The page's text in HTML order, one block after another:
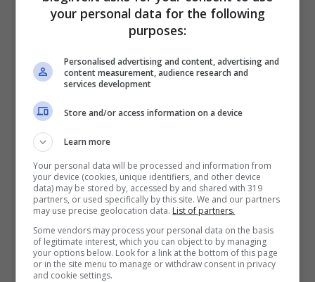
rosa che lascia intravedere ampiamente le
sguardo intenso
inoltre, l’attenzione dei fans. La conduttrice
inserisce in didascalia una frase molto
significativa:“Uno dei miei più grandi
errori è stato vedere la magia dove c’era
un trucco”.
POTREBBE INTERESSARTI ANCHE >>> Gf
Vip, Stefania Orlando sbotta contro la
Gregoraci: “Sembra in vacanza”
your personal data for the following
purposes:
Personalised advertising and content, advertising and
content measurement, audience research and
services development
Store and/or access information on a device
Learn more
Your personal data will be processed and information from
your device (cookies, unique identifiers, and other device
data) may be stored by, accessed by and shared with 319
partners, or used specifically by this site. We and our partners
may use precise geolocation data. List of partners.
Some vendors may process your personal data on the basis
of legitimate interest, which you can object to by managing
your options below. Look for a link at the bottom of this page
or in the site menu to manage or withdraw consent in privacy
and cookie settings.